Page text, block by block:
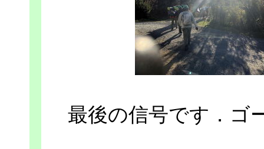
最後の信号です．ゴ